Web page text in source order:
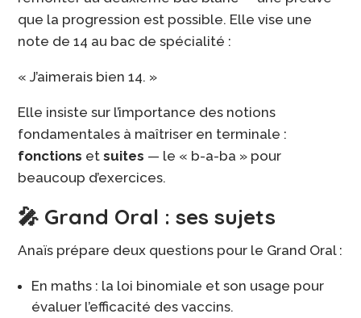
que la progression est possible. Elle vise une
note de 14 au bac de spécialité :
« J’aimerais bien 14. »
Elle insiste sur l’importance des notions
fondamentales à maîtriser en terminale :
fonctions et suites — le « b-a-ba » pour
beaucoup d’exercices.
🎤 Grand Oral : ses sujets
Anaïs prépare deux questions pour le Grand Oral :
En maths : la loi binomiale et son usage pour
évaluer l’efficacité des vaccins.